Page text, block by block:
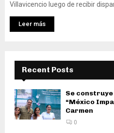
Villavicencio luego de recibir
Leer más
Recent Posts
Se
“México
Carmen
0